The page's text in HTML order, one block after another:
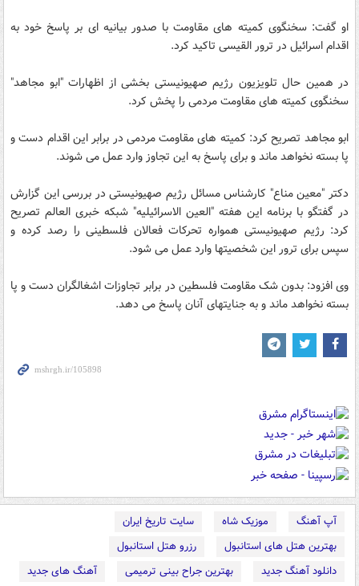
او گفت: سخنگوی کمیته های مقاومت با صدور بیانیه ای بر پاسخ خود به
اقدام اسرائیل در ترور القیسی تاکید کرد.
در همین حال تلویزیون رژیم صهیونیستی بخشی از اظهارات "ابو مجاهد"
سخنگوی کمیته های مقاومت مردمی را پخش کرد.
ابو مجاهد تصریح کرد: کمیته های مقاومت مردمی در برابر این اقدام دست و
پا بسته نخواهد ماند و برای پاسخ به این تجاوز وارد عمل می شوند.
دکتر "معین مناع" کارشناس مسائل رژیم صهیونیستی در بررسی این گزارش
در گفتگو با برنامه این هفته "العین الاسرائیلیه" شبکه خبری العالم تصریح
کرد: رژیم صهیونیستی همواره تحرکات فعالان فلسطینی را رصد کرده و
سپس برای ترور این شخصیتها وارد عمل می شود.
وی افزود: بدون شک مقاومت فلسطین در برابر تجاوزات اشغالگران دست و پا
بسته نخواهد ماند و به جنایتهای آنان پاسخ می دهد.
آپ آهنگ موزیک شاه
سایت تاریخ ایران
بهترین هتل های استانبول
رزرو هتل استانبول
دانلود آهنگ جدید
بهترین جراح بینی ترمیمی
آهنگ های جدید